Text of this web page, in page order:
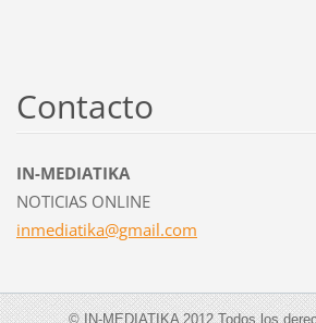
Contacto
IN-MEDIATIKA
NOTICIAS ONLINE
inmediatika@gmail.com
© IN-MEDIATIKA 2012 Todos los